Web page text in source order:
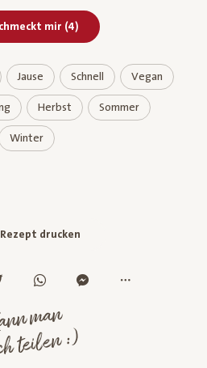
mir Bereits geliked
(4)
Jause Schnell Vegan
Herbst Sommer
Winter
Rezept drucken
man
teilen :)